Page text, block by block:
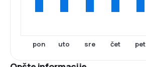
pon uto sre čet pet